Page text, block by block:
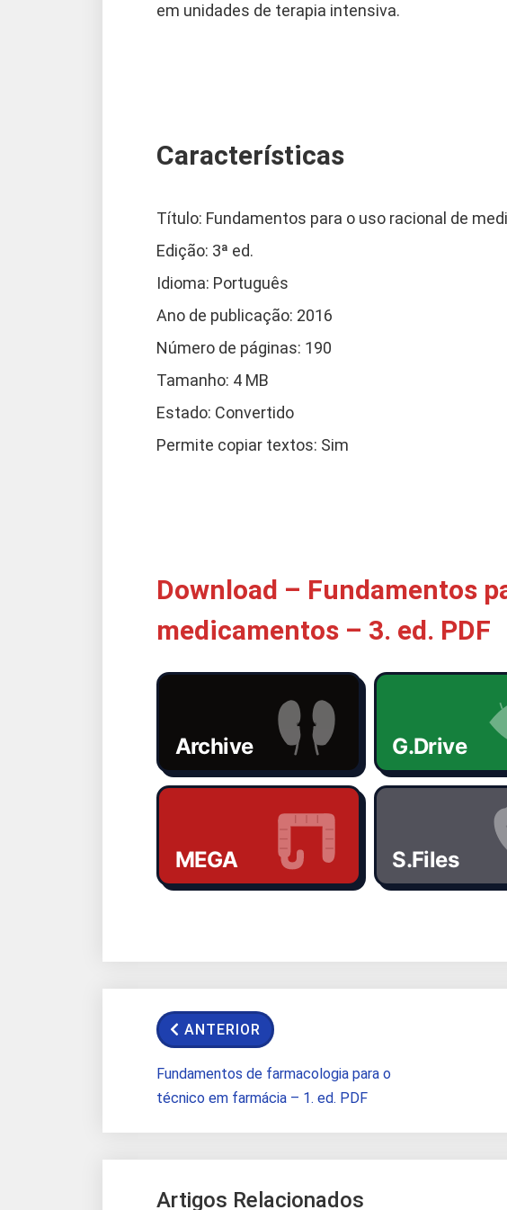
em unidades de terapia intensiva.
Características
Título: Fundamentos para o uso racional de
Edição: 3ª ed.
Idioma: Português
Ano de publicação: 2016
Número de páginas: 190
Tamanho: 4 MB
Estado: Convertido
Permite copiar textos: Sim
Download – Fundamentos
medicamentos – 3. ed. PDF
Archive G.Drive
MEGA S.Files
ANTERIOR
Fundamentos de farmacologia para o
técnico em farmácia – 1. ed. PDF
Artigos Relacionados